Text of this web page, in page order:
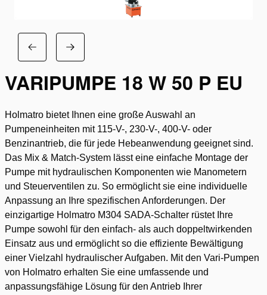
VARIPUMPE 18 W 50 P EU
Holmatro bietet Ihnen eine große Auswahl an
Pumpeneinheiten mit 115-V-, 230-V-, 400-V- oder
Benzinantrieb, die für jede Hebeanwendung geeignet sind.
Das Mix & Match-System lässt eine einfache Montage der
Pumpe mit hydraulischen Komponenten wie Manometern
und Steuerventilen zu. So ermöglicht sie eine individuelle
Anpassung an Ihre spezifischen Anforderungen. Der
einzigartige Holmatro M304 SADA-Schalter rüstet Ihre
Pumpe sowohl für den einfach- als auch doppeltwirkenden
Einsatz aus und ermöglicht so die effiziente Bewältigung
einer Vielzahl hydraulischer Aufgaben. Mit den Vari-Pumpen
von Holmatro erhalten Sie eine umfassende und
anpassungsfähige Lösung für den Antrieb Ihrer